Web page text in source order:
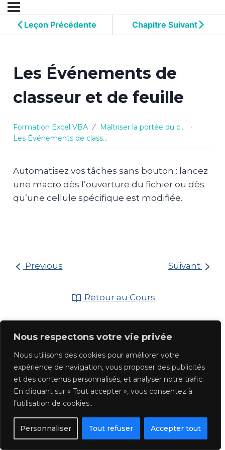
Nous respectons votre vie privée
Nous utilisons des cookies pour améliorer votre
expérience de navigation, vous proposer des publicités
et des contenus personnalisés, et analyser notre trafic.
En cliquant sur « Tout accepter », vous consentez à
l’utilisation de cookies..
Personnaliser Tout refuser Accepter tout
Leçon Précédente Chapitre Suivant
Les Événements de
classeur et de feuille
Formation Excel VBA
Maîtriser la portée du code : Événements, Feuilles et Classeur
Les Événements de classeur et de feuille
Automatisez vos tâches sans bouton : lancez
une macro dès l’ouverture du fichier ou dès
qu’une cellule spécifique est modifiée.
Previous Suivant
Retour au Cours